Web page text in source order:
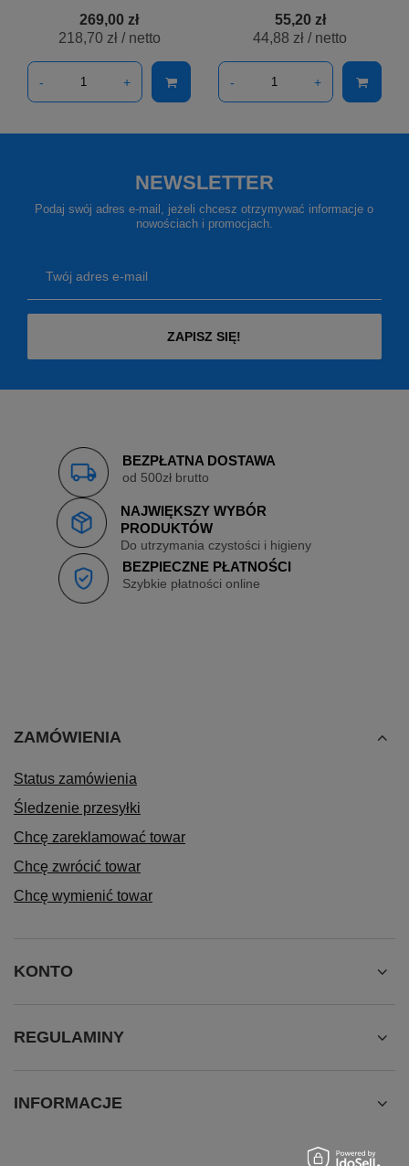
269,00 zł
218,70 zł/ netto
- +
55,20 zł
44,88 zł / netto
- +
NEWSLETTER
Podaj swój adres e-mail, jeżeli chcesz otrzymywać informacje o
nowościach i promocjach.
Twój adres e-mail
ZAPISZ SIĘ!
BEZPŁATNA DOSTAWA
od 500zł brutto
NAJWIĘKSZY WYBÓR
PRODUKTÓW
Do utrzymania czystości i higieny
BEZPIECZNE PŁATNOŚCI
Szybkie płatności online
ZAMÓWIENIA
Status zamówienia
Śledzenie przesyłki
Chcę zareklamować towar
Chcę zwrócić towar
Chcę wymienić towar
KONTO
REGULAMINY
INFORMACJE